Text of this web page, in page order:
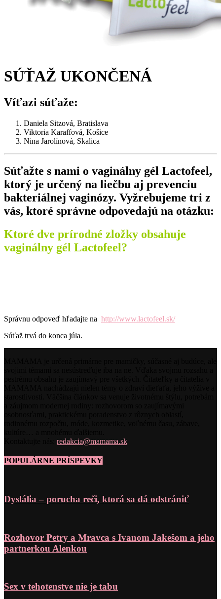
SÚŤAŽ UKONČENÁ
Víťazi súťaže:
Daniela Sitzová, Bratislava
Viktoria Karaffová, Košice
Nina Jarolínová, Skalica
Súťažte s nami o vaginálny gél Lactofeel,
ktorý je určený na liečbu aj prevenciu
bakteriálnej vaginózy. Vyžrebujeme tri z
vás, ktoré správne odpovedajú na otázku:
Ktoré dve prírodné zložky obsahuje
vaginálny gél Lactofeel?
Správnu odpoveď hľadajte na http://www.lactofeel.sk/
Súťaž trvá do konca júla.
redakcia@mamama.sk
POPULÁRNE PRÍSPEVKY
Dyslália – porucha reči, ktorá sa dá odstrániť
Rozhovor Petry a Mravca s Ivanom Jakešom a jeho
partnerkou Alenkou
Sex v tehotenstve nie je tabu